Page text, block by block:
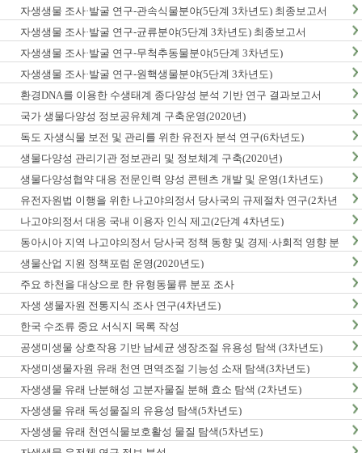
자생생물 조사·발굴 연구-관속식물분야(5단계 3차년도) 최종보고서
자생생물 조사·발굴 연구-균류분야(5단계 3차년도) 최종보고서
자생생물 조사·발굴 연구-무척추동물분야(5단계 3차년도)
자생생물 조사·발굴 연구-원핵생물분야(5단계 3차년도)
환경DNA를 이용한 수생태계 종다양성 분석 기반 연구 결과보고서
국가 생물다양성 정보공유체계 구축운영(2020년)
독도 자생식물 보전 및 관리를 위한 유전자 분석 연구(6차년도)
생물다양성 관리기관 정보관리 및 정보체계 구축(2020년)
생물다양성협약 대응 전문인력 양성 콘텐츠 개발 및 운영(1차년도)
유전자원법 이행을 위한 나고야의정서 당사국의 규제절차 연구(2차년
도)
나고야의정서 대응 국내 이용자 인식 제고(2단계 4차년도)
동아시아 지역 나고야의정서 당사국 정책 동향 및 경제·사회적 영향 분
석 최종보고서
생물산업 지원 정책포럼 운영(2020년도)
주요 하천을 대상으로 한 유형동물류 분포 조사
자생 생물자원 전통지식 조사 연구(4차년도)
한국 수조류 중요 서식지 목록 작성
공생미생물 상호작용 기반 남세균 생장조절 유용성 탐색 (3차년도)
자생미생물자원 유래 천연 면역조절 기능성 소재 탐색(3차년도)
자생생물 유래 난분해성 고분자물질 분해 효소 탐색 (2차년도)
자생생물 유래 독성물질의 유용성 탐색(5차년도)
자생생물 유래 천연식물보호활성 물질 탐색(5차년도)